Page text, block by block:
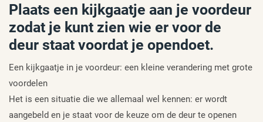
Plaats een kijkgaatje aan je voordeur
zodat je kunt zien wie er voor de
deur staat voordat je opendoet.
Een kijkgaatje in je voordeur: een kleine verandering met grote
voordelen
Het is een situatie die we allemaal wel kennen: er wordt
aangebeld en je staat voor de keuze om de deur te openen